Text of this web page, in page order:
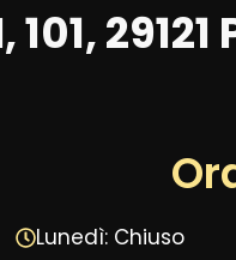
29121
Lunedì: Chiuso